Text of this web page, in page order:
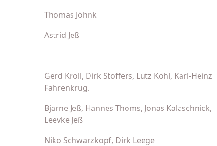
Thomas Jöhnk
Astrid Jeß
Gerd Kroll, Dirk Stoffers, Lutz Kohl, Karl-Heinz
Fahrenkrug,
Bjarne Jeß, Hannes Thoms, Jonas Kalaschnick,
Leevke Jeß
Niko Schwarzkopf, Dirk Leege